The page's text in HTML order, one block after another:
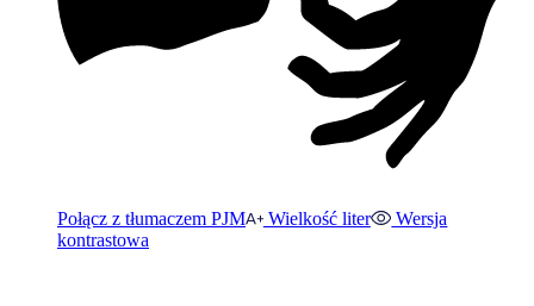
Połącz z tłumaczem PJM Wielkość liter
Wersja
kontrastowa